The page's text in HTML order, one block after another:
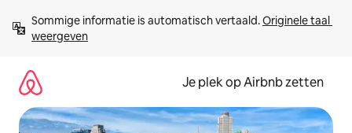
direct
naar
Sommige informatie is automatisch vertaald. Originele taal
weergeven
Je plek op Airbnb zetten